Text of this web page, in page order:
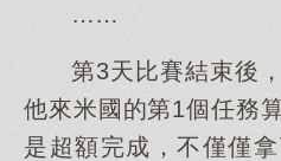
……
第3天比賽結束後
他來米國的第1個任務
是超額完成，不僅僅